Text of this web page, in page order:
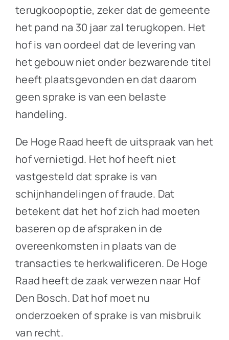
terugkoopoptie, zeker dat de gemeente
het pand na 30 jaar zal terugkopen. Het
hof is van oordeel dat de levering van
het gebouw niet onder bezwarende titel
heeft plaatsgevonden en dat daarom
geen sprake is van een belaste
handeling.
De Hoge Raad heeft de uitspraak van het
hof vernietigd. Het hof heeft niet
vastgesteld dat sprake is van
schijnhandelingen of fraude. Dat
betekent dat het hof zich had moeten
baseren op de afspraken in de
overeenkomsten in plaats van de
transacties te herkwalificeren. De Hoge
Raad heeft de zaak verwezen naar Hof
Den Bosch. Dat hof moet nu
onderzoeken of sprake is van misbruik
van recht.